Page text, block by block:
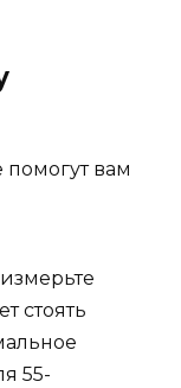
помогут вам
стоять
55-